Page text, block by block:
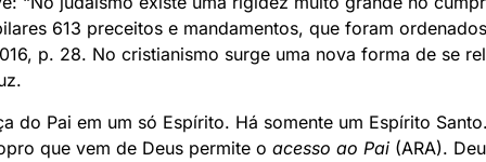
613 preceitos e mandamentos, que foram
p. 28. No cristianismo surge uma nova forma de se
do Pai em um só Espírito. Há somente um Espírito
que vem de Deus permite o acesso ao Pai (ARA).